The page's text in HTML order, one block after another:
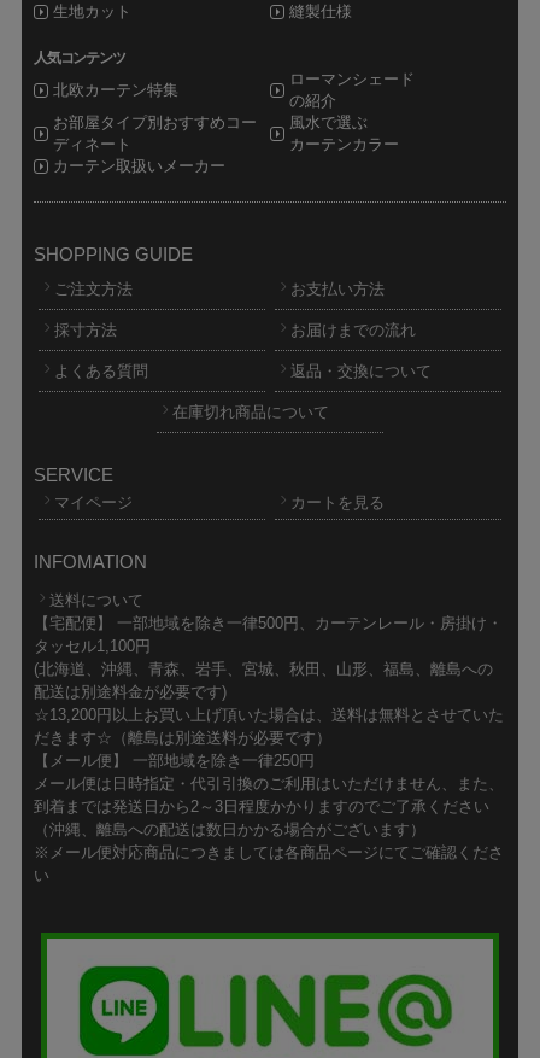
生地カット
縫製仕様
人気コンテンツ
北欧カーテン特集
ローマンシェード
の紹介
お部屋タイプ別おすすめコー
ディネート
風水で選ぶ
カーテンカラー
カーテン取扱いメーカー
SHOPPING GUIDE
ご注文方法 お支払い方法
採寸方法 お届けまでの流れ
よくある質問 返品・交換について
在庫切れ商品について
SERVICE
マイページ カートを見る
INFOMATION
送料について
【宅配便】 一部地域を除き一律500円、カーテンレール・房掛け・
タッセル1,100円
(北海道、沖縄、青森、岩手、宮城、秋田、山形、福島、離島への
配送は別途料金が必要です)
☆13,200円以上お買い上げ頂いた場合は、送料は無料とさせていた
だきます☆（離島は別途送料が必要です）
【メール便】 一部地域を除き一律250円
メール便は日時指定・代引引換のご利用はいただけません、また、
到着までは発送日から2～3日程度かかりますのでご了承ください
（沖縄、離島への配送は数日かかる場合がございます）
※メール便対応商品につきましては各商品ページにてご確認くださ
い